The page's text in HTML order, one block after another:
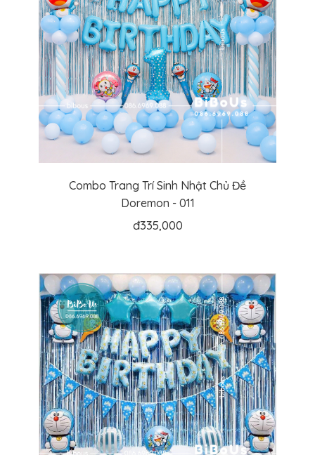
Combo Trang Trí Sinh Nhật Chủ Đề
Doremon - 011
đ335,000